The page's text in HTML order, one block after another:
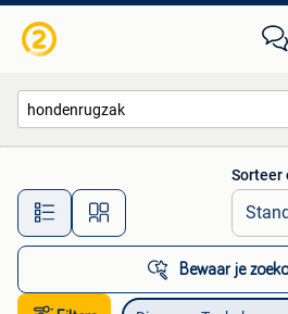
Alle afstanden…
Sorteer
Bewaar je